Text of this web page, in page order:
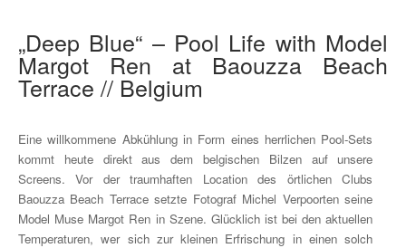
„Deep Blue“ – Pool Life with Model
Margot Ren at Baouzza Beach
Terrace // Belgium
Eine willkommene Abkühlung in Form eines herrlichen Pool-Sets
kommt heute direkt aus dem belgischen Bilzen auf unsere
Screens. Vor der traumhaften Location des örtlichen Clubs
Baouzza Beach Terrace setzte Fotograf Michel Verpoorten seine
Model Muse Margot Ren in Szene. Glücklich ist bei den aktuellen
Temperaturen, wer sich zur kleinen Erfrischung in einen solch